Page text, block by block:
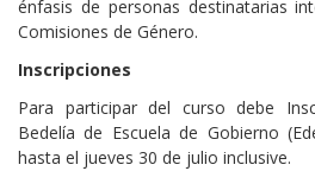
énfasis de personas destinatarias
Comisiones de Género.
Inscripciones
Para participar del curso debe
Bedelía de Escuela de Gobierno
hasta el jueves 30 de julio inclusive.